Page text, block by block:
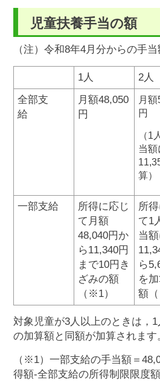
児童扶養手当の額
（注）令和8年4月分からの手当
1人 2人
全部支
給
月額48,050
円
月
円
（1
当額
算）
一部支給
所得に応じ
て月額
48,040円か
ら11,340円
まで10円き
ざみの額
（※1）
所
て1
当
ら
を
額
対象児童が3人以上のときは，
の加算額と同額が加算されます
（※1）一部支給の手当額＝
得額-全部支給の所得制限限度